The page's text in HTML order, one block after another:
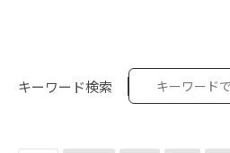
キーワード検索